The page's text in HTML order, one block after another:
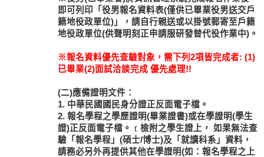
即可列印「役男報名資料表(僅供已畢業役男送交戶
籍地役政單位)」，請自行親送或以掛號郵寄至戶籍
地役政單位(供聲明刻正申請服研發替代役作業中)。
※報名資料優先查驗對象，需下列2項皆完成者: (1)
已畢業(2)面試洽談完成 優先處理!!
(二)應備證明文件：
1. 中華民國國民身分證正反面電子檔。
2. 報名學程之學歷證明(畢業證書)或在學證明(學生
證)正反面電子檔。﹝檢附之學生證上， 如果無法查
驗「報名學程」(碩士/博士)及「就讀科系」資料，
請務必另外再提供其他在學證明(如：報名學程之上